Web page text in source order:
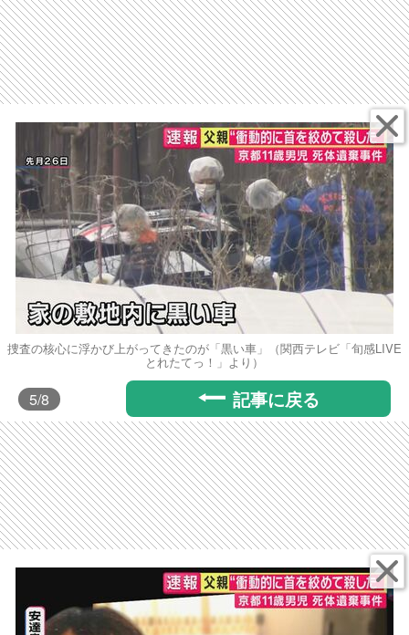
捜査の核心に浮かび上がってきたのが「黒い車」（関西テレビ「旬感LIVE
とれたてっ！」より）
5/8 記事に戻る